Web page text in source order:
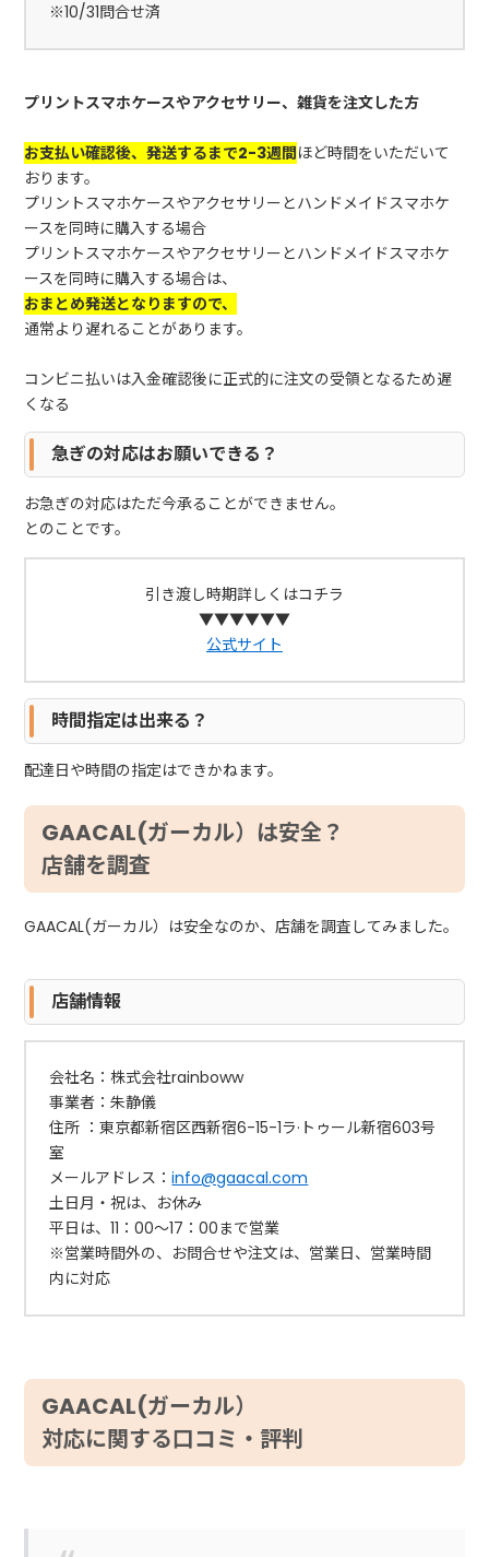
※10/31問合せ済
プリントスマホケースやアクセサリー、雑貨を注文した方
お支払い確認後、発送するまで2-3週間ほど時間をいただいて
おります。
プリントスマホケースやアクセサリーとハンドメイドスマホケ
ースを同時に購入する場合
プリントスマホケースやアクセサリーとハンドメイドスマホケ
ースを同時に購入する場合は、
おまとめ発送となりますので、
通常より遅れることがあります。
コンビニ払いは入金確認後に正式的に注文の受領となるため遅
くなる
急ぎの対応はお願いできる？
お急ぎの対応はただ今承ることができません。
とのことです。
引き渡し時期詳しくはコチラ
▼▼▼▼▼▼
公式サイト
時間指定は出来る？
配達日や時間の指定はできかねます。
GAACAL(ガーカル）は安全？
店舗を調査
GAACAL(ガーカル）は安全なのか、店舗を調査してみました。
店舗情報
会社名：株式会社rainboww
事業者：朱静儀
住所 ：東京都新宿区西新宿6-15-1ラ·トゥール新宿603号
室
メールアドレス：info@gaacal.com
土日月・祝は、お休み
平日は、11：00～17：00まで営業
※営業時間外の、お問合せや注文は、営業日、営業時間
内に対応
GAACAL(ガーカル）
対応に関する口コミ・評判